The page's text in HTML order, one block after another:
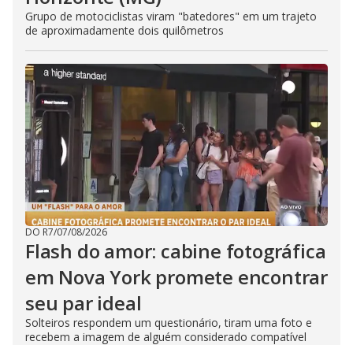
Grupo de motociclistas viram "batedores" em um trajeto
de aproximadamente dois quilômetros
DO R7/07/08/2026
Flash do amor: cabine fotográfica
em Nova York promete encontrar
seu par ideal
Solteiros respondem um questionário, tiram uma foto e
recebem a imagem de alguém considerado compatível